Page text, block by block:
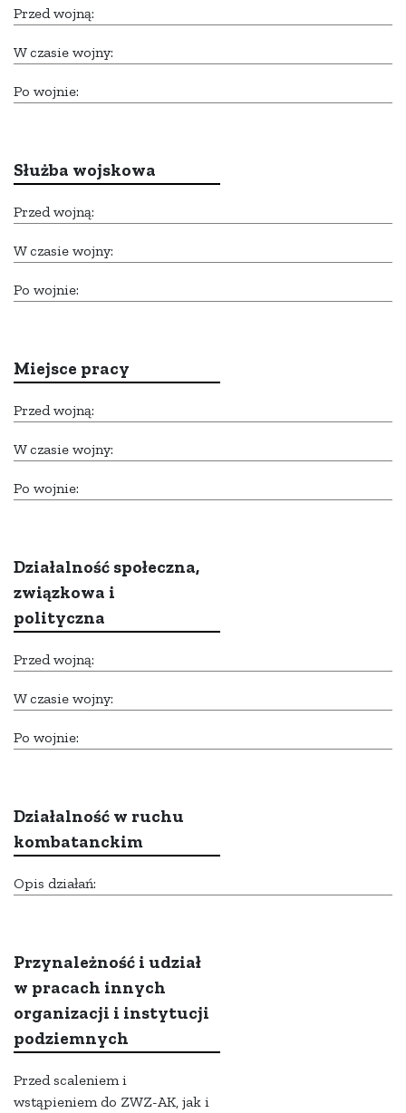
Przed wojną:
W czasie wojny:
Po wojnie:
Służba wojskowa
Przed wojną:
W czasie wojny:
Po wojnie:
Miejsce pracy
Przed wojną:
W czasie wojny:
Po wojnie:
Działalność społeczna,
związkowa i
polityczna
Przed wojną:
W czasie wojny:
Po wojnie:
Działalność w ruchu
kombatanckim
Opis działań:
Przynależność i udział
w pracach innych
organizacji i instytucji
podziemnych
Przed scaleniem i
wstąpieniem do ZWZ-AK, jak i